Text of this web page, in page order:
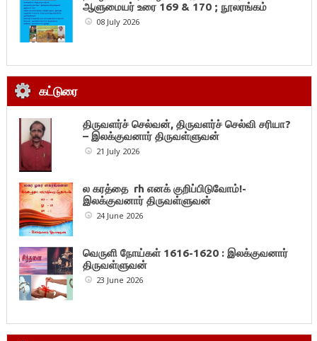
ஆளுமையர் உரை 169 & 170 ; நூலரங்கம்
08 July 2026
கட்டுரை
திருவளர்ச் செல்வன், திருவளர்ச் செல்வி சரியா?
– இலக்குவனார் திருவள்ளுவன்
21 July 2026
ல கரத்தை rh எனக் குறிப்பிடுவோம்!-
இலக்குவனார் திருவள்ளுவன்
24 June 2026
வெருளி நோய்கள் 1616-1620 : இலக்குவனார்
திருவள்ளுவன்
23 June 2026